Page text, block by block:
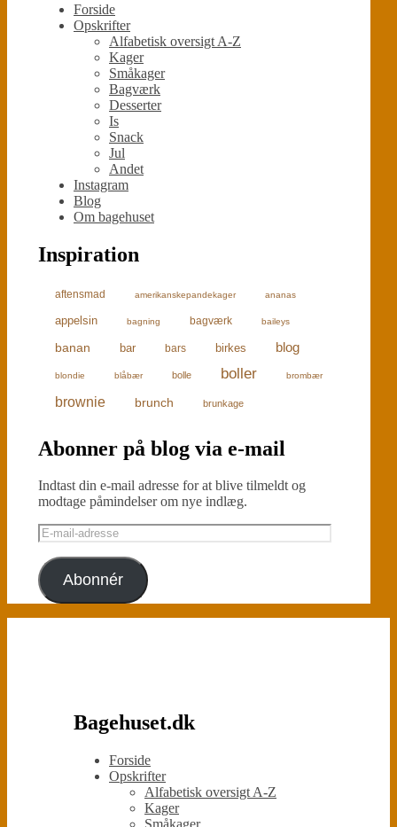
Forside
Opskrifter
Alfabetisk oversigt A-Z
Kager
Småkager
Bagværk
Desserter
Is
Snack
Jul
Andet
Instagram
Blog
Om bagehuset
Inspiration
aftensmad amerikanskepandekager ananas
appelsin bagning bagværk baileys
banan bar bars birkes blog
blondie blåbær bolle boller brombær
brownie brunch brunkage
Abonner på blog via e-mail
Indtast din e-mail adresse for at blive tilmeldt og
modtage påmindelser om nye indlæg.
E-
mail-
adresse
Abonnér
Bagehuset.dk
Forside
Opskrifter
Alfabetisk oversigt A-Z
Kager